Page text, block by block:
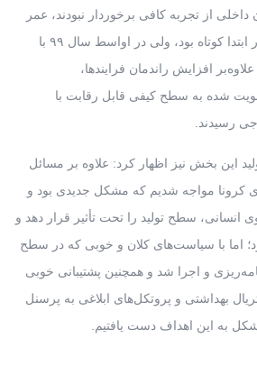
داخلی از تجربه کافی برخوردار نبودند، عمر
قطعات بومی‌سازی‌شده در ابتدا کوتاه بود، ولی در اواسط سال ۹۹ با
افزایش راندمان فرایندها،
شده به سطح کیفی قابل رقابت با
رسیدند.
این بخش نیز اظهار کرد: علاوه بر مسائل
کرونا مواجه شدیم که مشکل جدیدی بود و
انسانی، سطح تولید را تحت تأثیر قرار دهد و
اما با سیاست‌های کلان و خوبی که در سطح
و اجرا شد و همچنین پشتیبانی خوبی
بهداشتی و پروتکل‌های ابلاغی به پرسنل
به این اهداف دست یافتیم.